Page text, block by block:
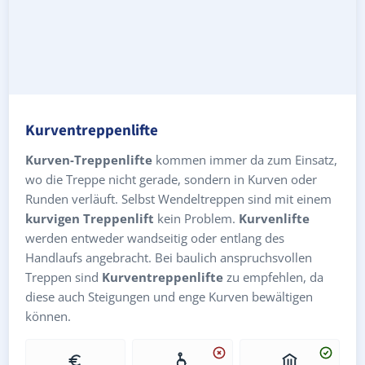
Kurventreppenlifte
Kurven-Treppenlifte kommen immer da zum Einsatz,
wo die Treppe nicht gerade, sondern in Kurven oder
Runden verläuft. Selbst Wendeltreppen sind mit einem
kurvigen Treppenlift kein Problem. Kurvenlifte
werden entweder wandseitig oder entlang des
Handlaufs angebracht. Bei baulich anspruchsvollen
Treppen sind Kurventreppenlifte zu empfehlen, da
diese auch Steigungen und enge Kurven bewältigen
können.